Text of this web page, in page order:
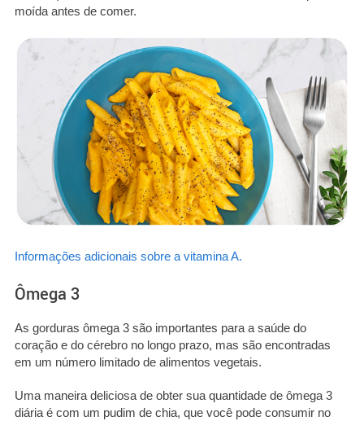
moída antes de comer.
Informações adicionais sobre a vitamina A.
Ômega 3
As gorduras ômega 3 são importantes para a saúde do
coração e do cérebro no longo prazo, mas são encontradas
em um número limitado de alimentos vegetais.
Uma maneira deliciosa de obter sua quantidade de ômega 3
diária é com um pudim de chia, que você pode consumir no